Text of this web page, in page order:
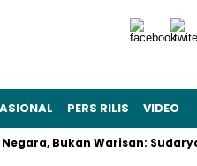
PERS RILIS VIDEO
Warisan: Sudaryono